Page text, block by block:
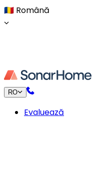
🇷🇴 Română
RO
Evaluează